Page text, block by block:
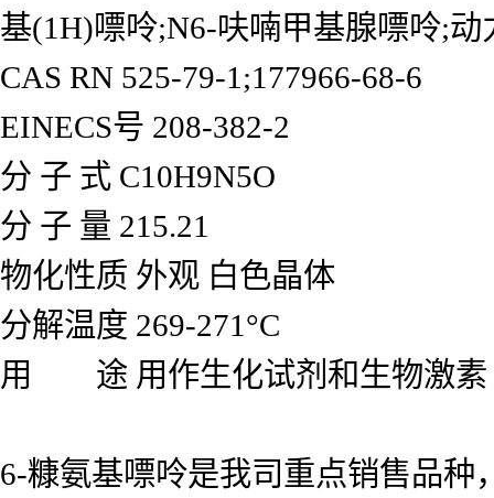
基(1H)嘌呤;N6-呋喃甲基腺嘌呤;
CAS RN 525-79-1;177966-68-6
EINECS号 208-382-2
分 子 式 C10H9N5O
分 子 量 215.21
物化性质 外观 白色晶体
分解温度 269-271°C
用 途 用作生化试剂和生物激素
6-糠氨基嘌呤是我司重点销售品